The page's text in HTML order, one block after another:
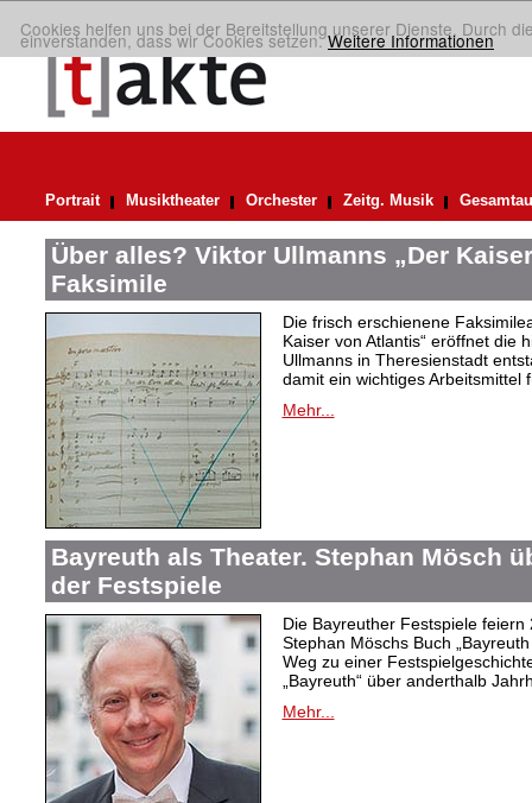
Cookies helfen uns bei der Bereitstellung unserer Dienste. Durch
einverstanden, dass wir Cookies setzen.Weitere Informationen
Portrait Musiktheater Orchester Zeitg. Musik
Über alles? Viktor Ullmanns „Der
Faksimile
Die frisch erschienene
Kaiser von Atlantis“ eröffnet die
Ullmanns in Theresienstadt
damit ein wichtiges Arbeitsmittel
Mehr...
Bayreuth als Theater. Stephan Mösch
der Festspiele
Die Bayreuther Festspiele
Stephan Möschs Buch
Weg zu einer
„Bayreuth“ über anderthalb
Mehr...